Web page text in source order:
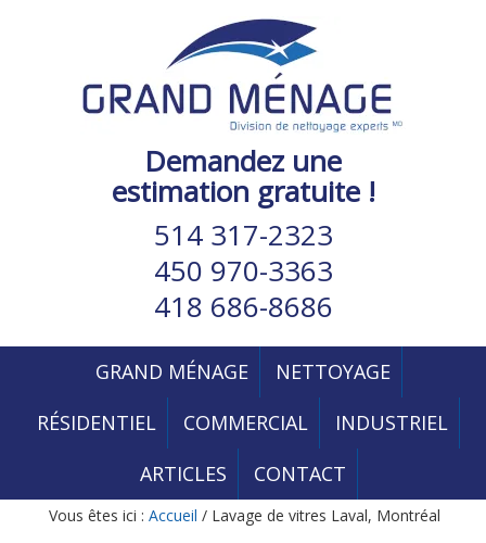
Demandez une
estimation gratuite !
514 317-2323
450 970-3363
418 686-8686
GRAND MÉNAGE
NETTOYAGE
RÉSIDENTIEL
COMMERCIAL
INDUSTRIEL
ARTICLES
CONTACT
Vous êtes ici : Accueil /Lavage de vitres Laval, Montréal